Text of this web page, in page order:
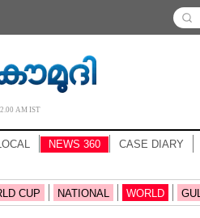
AM IST
NEWS 360 CASE DIARY
CUP NATIONAL WORLD